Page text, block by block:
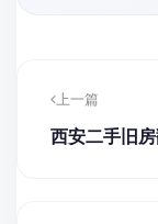
上一篇
西安二手旧